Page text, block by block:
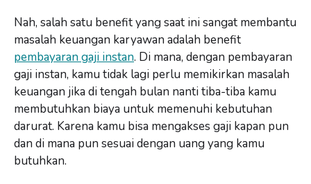
Nah, salah satu benefit yang saat ini sangat membantu
masalah keuangan karyawan adalah benefit
pembayaran gaji instan. Di mana, dengan pembayaran
gaji instan, kamu tidak lagi perlu memikirkan masalah
keuangan jika di tengah bulan nanti tiba-tiba kamu
membutuhkan biaya untuk memenuhi kebutuhan
darurat. Karena kamu bisa mengakses gaji kapan pun
dan di mana pun sesuai dengan uang yang kamu
butuhkan.